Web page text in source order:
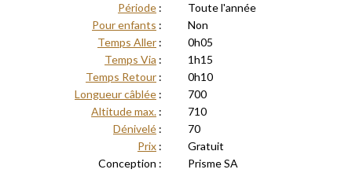
Période :
Toute l'année
Pour enfants :
Non
Temps Aller :
0h05
Temps Via :
1h15
Temps Retour :
0h10
Longueur câblée :
700
Altitude max. :
710
Dénivelé :
70
Prix :
Gratuit
Conception :
Prisme SA